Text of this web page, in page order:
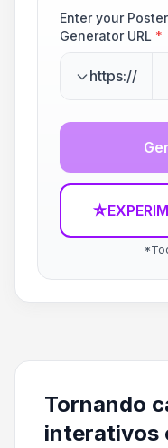
Enter your
Generator URL *
https://
☆
Tornando
interativos